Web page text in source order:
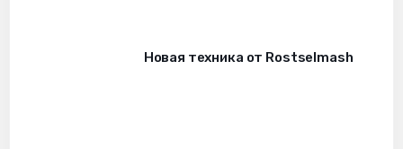
Новая техника от Rostselmash